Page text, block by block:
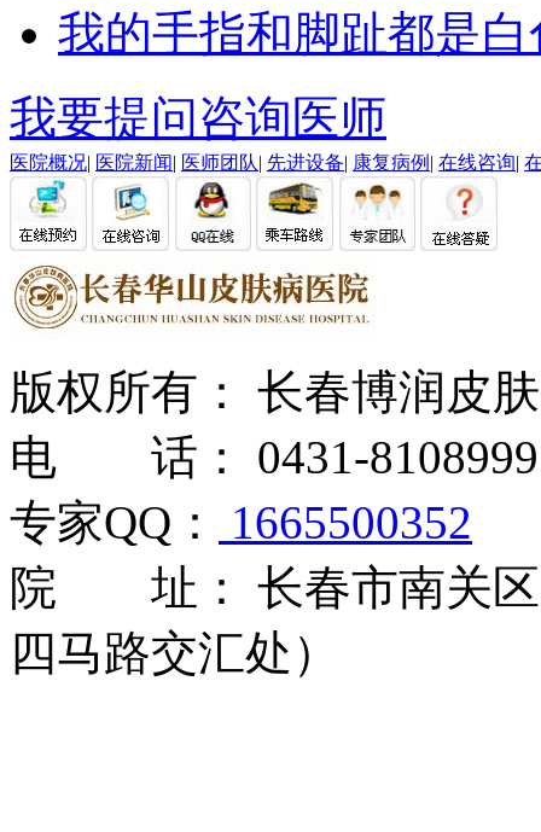
我的手指和脚趾都是
我要提问咨询医师
医院概况| 医院新闻| 医师团队| 先进设备| 康复病例 | 在线咨询|
版权所有： 长春博润皮
电 话： 0431-
专家QQ：
1665500352
院 址： 长春市南关区
四马路交汇处）